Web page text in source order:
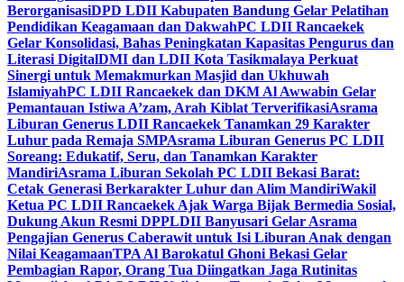
BerorganisasiDPD LDII Kabupaten Bandung Gelar Pelatihan
Pendidikan Keagamaan dan DakwahPC LDII Rancaekek
Gelar Konsolidasi, Bahas Peningkatan Kapasitas Pengurus dan
Literasi DigitalDMI dan LDII Kota Tasikmalaya Perkuat
Sinergi untuk Memakmurkan Masjid dan Ukhuwah
IslamiyahPC LDII Rancaekek dan DKM Al Awwabin Gelar
Pemantauan Istiwa A’zam, Arah Kiblat TerverifikasiAsrama
Liburan Generus LDII Rancaekek Tanamkan 29 Karakter
Luhur pada Remaja SMPAsrama Liburan Generus PC LDII
Soreang: Edukatif, Seru, dan Tanamkan Karakter
MandiriAsrama Liburan Sekolah PC LDII Bekasi Barat:
Cetak Generasi Berkarakter Luhur dan Alim MandiriWakil
Ketua PC LDII Rancaekek Ajak Warga Bijak Bermedia Sosial,
Dukung Akun Resmi DPPLDII Banyusari Gelar Asrama
Pengajian Generus Caberawit untuk Isi Liburan Anak dengan
Nilai KeagamaanTPA Al Barokatul Ghoni Bekasi Gelar
Pembagian Rapor, Orang Tua Diingatkan Jaga Rutinitas